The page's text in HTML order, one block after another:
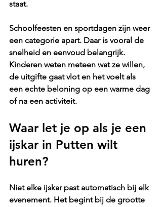
staat.
Schoolfeesten en sportdagen zijn weer
een categorie apart. Daar is vooral de
snelheid en eenvoud belangrijk.
Kinderen weten meteen wat ze willen,
de uitgifte gaat vlot en het voelt als
een echte beloning op een warme dag
of na een activiteit.
Waar let je op als je een
ijskar in Putten wilt
huren?
Niet elke ijskar past automatisch bij elk
evenement. Het begint bij de grootte